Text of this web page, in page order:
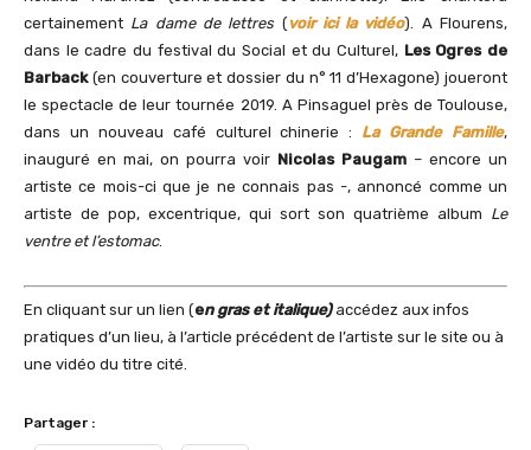
certainement La dame de lettres (voir ici la vidéo). A Flourens,
dans le cadre du festival du Social et du Culturel, Les Ogres de
Barback(en couverture et dossier du n° 11 d’Hexagone) joueront
le spectacle de leur tournée 2019. A Pinsaguel près de Toulouse,
dans un nouveau café culturel chinerie : La Grande Famille,
inauguré en mai, on pourra voir Nicolas Paugam – encore un
artiste ce mois-ci que je ne connais pas -, annoncé comme un
artiste de pop, excentrique, qui sort son quatrième album Le
ventre et l’estomac.
En cliquant sur un lien (en gras et italique)accédez aux infos
pratiques d’un lieu, à l’article précédent de l’artiste sur le site ou à
une vidéo du titre cité.
Partager :